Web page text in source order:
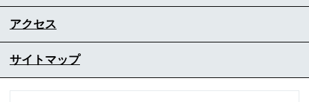
アクセス
サイトマップ